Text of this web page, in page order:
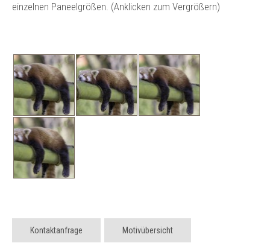
einzelnen Paneelgrößen. (Anklicken zum Vergrößern)
Kontaktanfrage Motivübersicht